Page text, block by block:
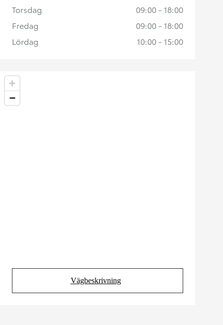
Vägbeskrivning
(Opens in new tab)
Torsdag
09:00 - 18:00
Fredag
09:00 - 18:00
Lördag
10:00 - 15:00